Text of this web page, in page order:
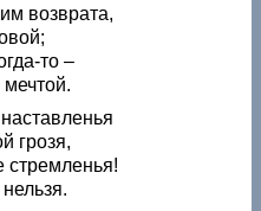
возврата,
то –
грозя,
стремленья!